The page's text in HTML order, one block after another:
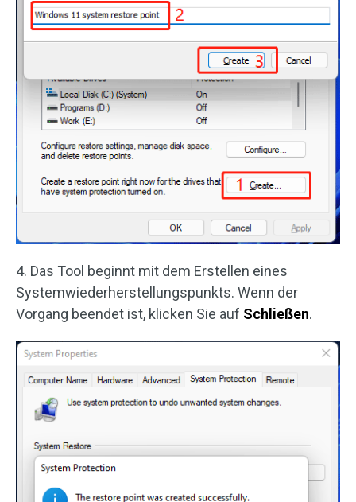
4. Das Tool beginnt mit dem Erstellen eines
Systemwiederherstellungspunkts. Wenn der
Vorgang beendet ist, klicken Sie auf Schließen.